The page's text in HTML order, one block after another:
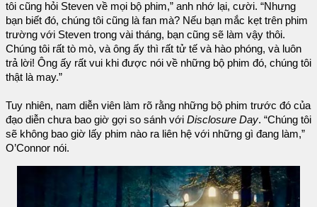
tôi cũng hỏi Steven về mọi bộ phim,” anh nhớ lại, cười. “Nhưng
bạn biết đó, chúng tôi cũng là fan mà? Nếu bạn mắc kẹt trên phim
trường với Steven trong vài tháng, bạn cũng sẽ làm vậy thôi.
Chúng tôi rất tò mò, và ông ấy thì rất tử tế và hào phóng, và luôn
trả lời! Ông ấy rất vui khi được nói về những bộ phim đó, chúng tôi
thật là may.”
Tuy nhiên, nam diễn viên làm rõ rằng những bộ phim trước đó của
đạo diễn chưa bao giờ gợi so sánh với Disclosure Day. “Chúng tôi
sẽ không bao giờ lấy phim nào ra liên hệ với những gì đang làm,”
O’Connor nói.